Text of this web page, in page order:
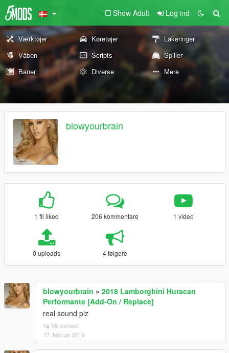
Show Adult Log ind
Værktøjer Køretøjer
Lakeringer
Våben
Scripts
Spiller
Baner
Diverse Mere
blowyourbrain
1 fil liked 206 kommentare 1 video
0 uploads 4 følgere
blowyourbrain » 2018 Lamborghini Huracan
Performante [Add-On / Replace]
real sound plz
Vis context
17. februar 2019